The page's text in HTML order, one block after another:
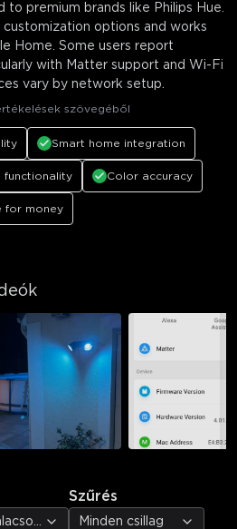
to premium brands like Philips Hue.
options and works
Home. Some users report
with Matter support and Wi-Fi
vary by network setup.
szövegéből
Smart home integration
functionality Color accuracy
for money
értékelésig
Szűrés
Minden csillag